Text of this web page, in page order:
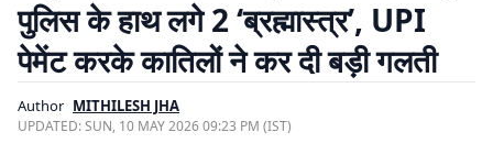
पुलिस के हाथ लगे 2 ‘ब्रह्मास्त्र’, UPI
पेमेंट करके कातिलों ने कर दी बड़ी गलती
Author MITHILESH JHA
UPDATED:SUN, 10 MAY 2026 09:23 PM (IST)